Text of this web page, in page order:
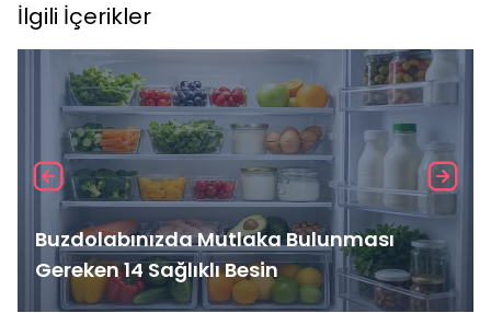
İlgili İçerikler
Buzdolabınızda Mutlaka Bulunması
Gereken 14 Sağlıklı Besin